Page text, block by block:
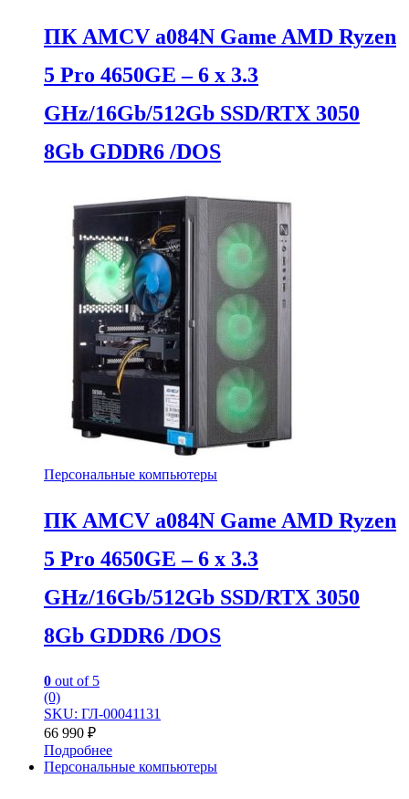
ПК AMCV a084N Game AMD Ryzen
5 Pro 4650GE – 6 x 3.3
GHz/16Gb/512Gb SSD/RTX 3050
8Gb GDDR6 /DOS
Персональные компьютеры
ПК AMCV a084N Game AMD Ryzen
5 Pro 4650GE – 6 x 3.3
GHz/16Gb/512Gb SSD/RTX 3050
8Gb GDDR6 /DOS
0 out of 5
(0)
SKU: ГЛ-00041131
66 990 ₽
Подробнее
Персональные компьютеры